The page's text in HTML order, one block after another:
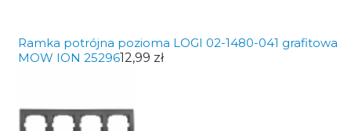
Ramka potrójna pozioma LOGI 02-1480-041 grafitowa
MOW ION 2529612,99 zł